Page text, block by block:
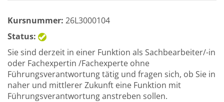
Kursnummer: 26L3000104
Status:
Sie sind derzeit in einer Funktion als Sachbearbeiter/-in
oder Fachexpertin /Fachexperte ohne
Führungsverantwortung tätig und fragen sich, ob Sie in
naher und mittlerer Zukunft eine Funktion mit
Führungsverantwortung anstreben sollen.